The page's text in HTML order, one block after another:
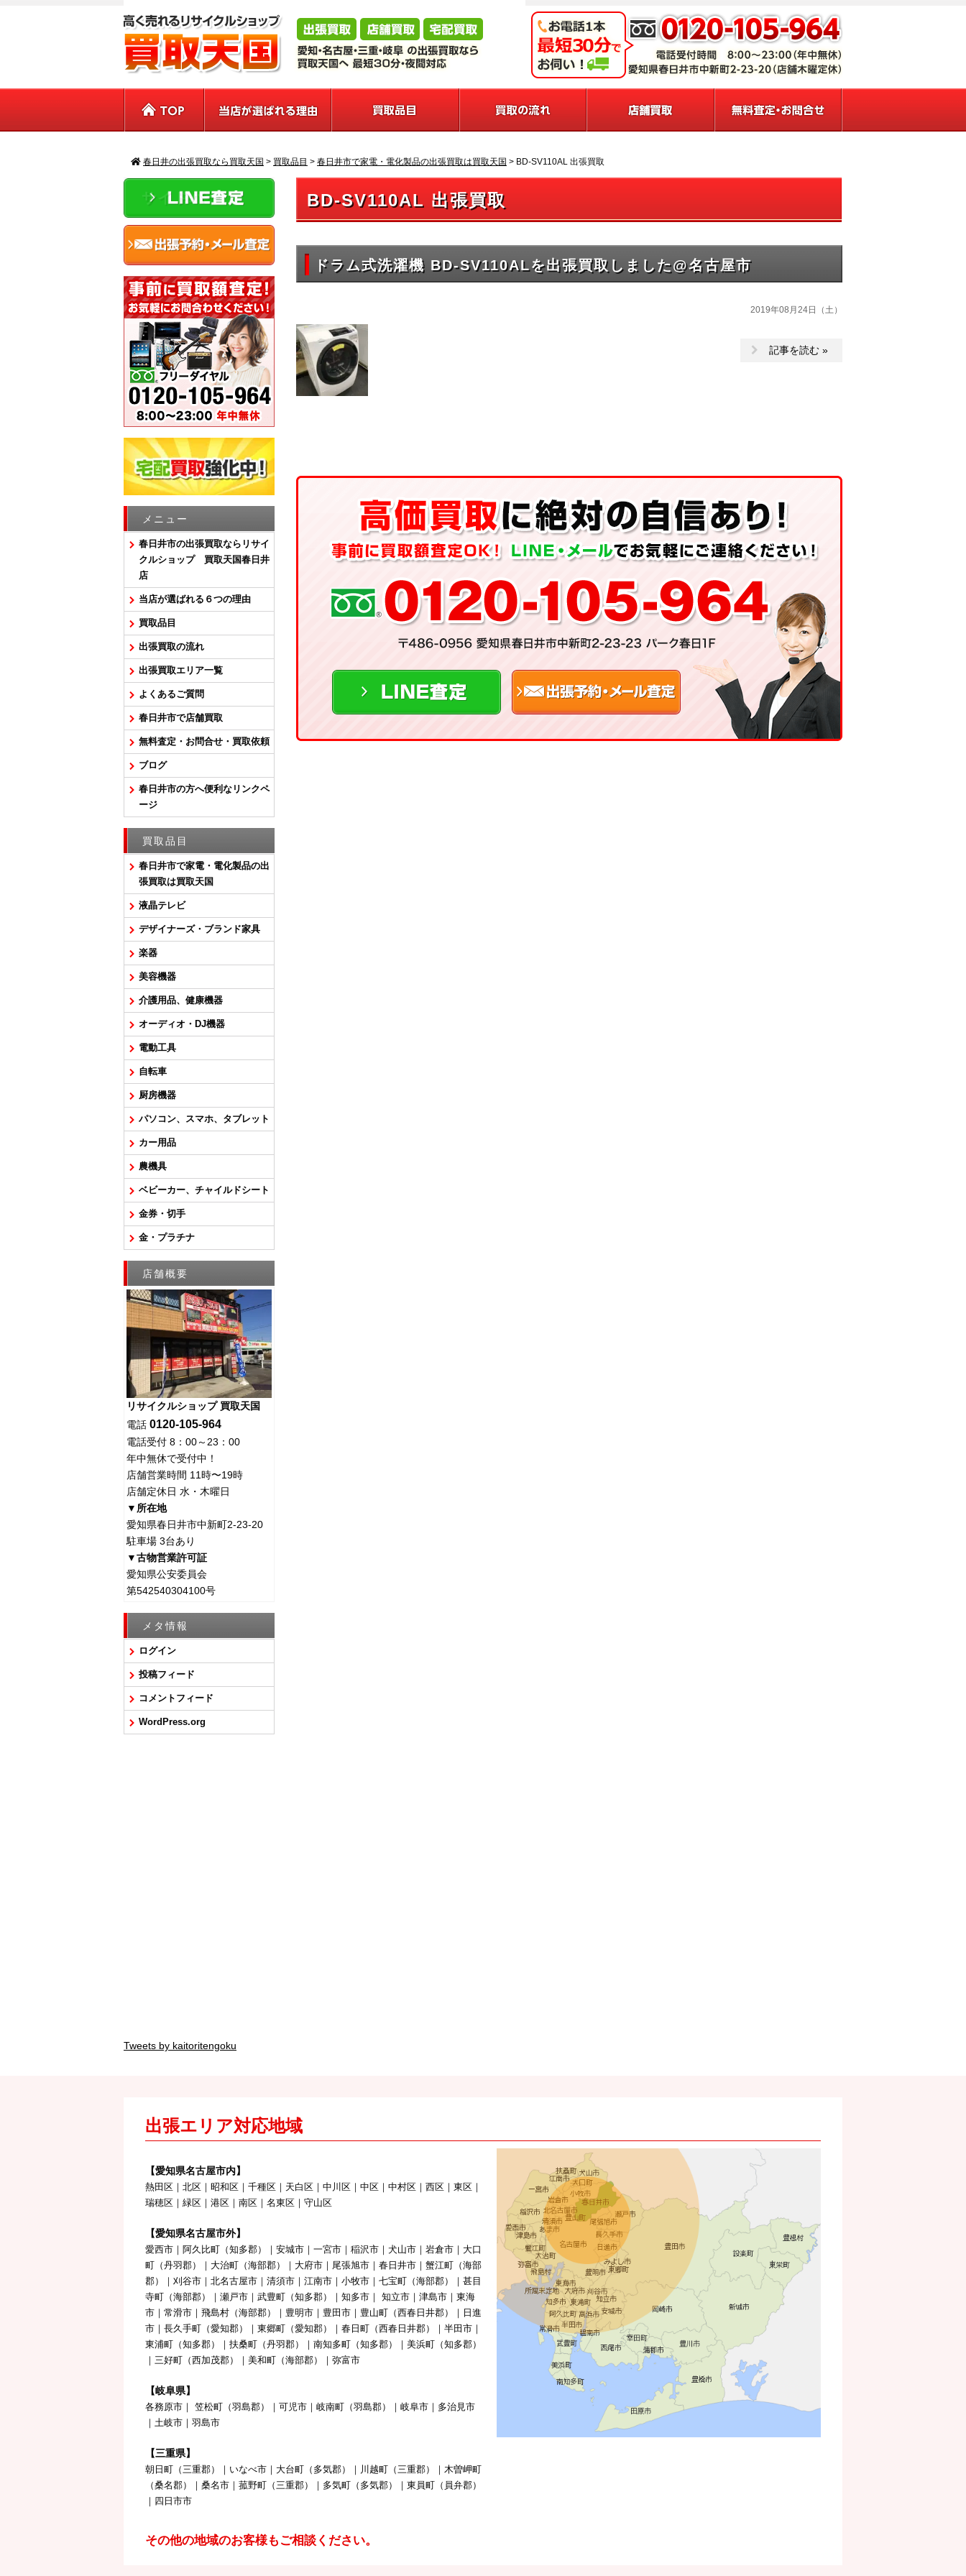
春日井の出張買取なら買取天国 > 買取品目 > 春日井市で家電・電化製品の出張買取は買取天国 > BD-SV110AL 出張買取
BD-SV110AL 出張買取
ドラム式洗濯機 BD-SV110ALを出張買取しました@名古屋市
2019年08月24日（土）
記事を読む »
サイドバー
メニュー
春日井市の出張買取ならリサイ
クルショップ 買取天国春日井
店
当店が選ばれる６つの理由
買取品目
出張買取の流れ
出張買取エリア一覧
よくあるご質問
春日井市で店舗買取
無料査定・お問合せ・買取依頼
ブログ
春日井市の方へ便利なリンクペ
ージ
買取品目
春日井市で家電・電化製品の出
張買取は買取天国
液晶テレビ
デザイナーズ・ブランド家具
楽器
美容機器
介護用品、健康機器
オーディオ・DJ機器
電動工具
自転車
厨房機器
パソコン、スマホ、タブレット
カー用品
農機具
ベビーカー、チャイルドシート
金券・切手
金・プラチナ
店舗概要
リサイクルショップ 買取天国
電話 0120-105-964
電話受付 8：00～23：00
年中無休で受付中！
店舗営業時間 11時〜19時
店舗定休日 水・木曜日
▼所在地
愛知県春日井市中新町2-23-20
駐車場 3台あり
▼古物営業許可証
愛知県公安委員会
第542540304100号
メタ情報
ログイン
投稿フィード
コメントフィード
WordPress.org
Tweets by kaitoritengoku
出張エリア対応地域
【愛知県名古屋市内】
熱田区｜北区｜昭和区｜千種区｜天白区｜中川区｜中区｜中村区｜西区｜東区｜
瑞穂区｜緑区｜港区｜南区｜名東区｜守山区
【愛知県名古屋市外】
愛西市｜阿久比町（知多郡）｜安城市｜一宮市｜稲沢市｜犬山市｜岩倉市｜大口
町（丹羽郡）｜大治町（海部郡）｜大府市｜尾張旭市｜春日井市｜蟹江町（海部
郡）｜刈谷市｜北名古屋市｜清須市｜江南市｜小牧市｜七宝町（海部郡）｜甚目
寺町（海部郡）｜瀬戸市｜武豊町（知多郡）｜知多市｜ 知立市｜津島市｜東海
市｜常滑市｜飛島村（海部郡）｜豊明市｜豊田市｜豊山町（西春日井郡）｜日進
市｜長久手町（愛知郡）｜東郷町（愛知郡）｜春日町（西春日井郡）｜半田市｜
東浦町（知多郡）｜扶桑町（丹羽郡）｜南知多町（知多郡）｜美浜町（知多郡）
｜三好町（西加茂郡）｜美和町（海部郡）｜弥富市
【岐阜県】
各務原市｜ 笠松町（羽島郡）｜可児市｜岐南町（羽島郡）｜岐阜市｜多治見市
｜土岐市｜羽島市
【三重県】
朝日町（三重郡）｜いなべ市｜大台町（多気郡）｜川越町（三重郡）｜木曽岬町
（桑名郡）｜桑名市｜菰野町（三重郡）｜多気町（多気郡）｜東員町（員弁郡）
｜四日市市
その他の地域のお客様もご相談ください。